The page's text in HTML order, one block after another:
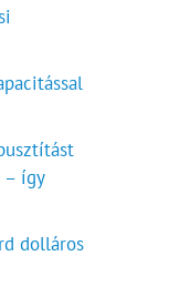
– így
dolláros